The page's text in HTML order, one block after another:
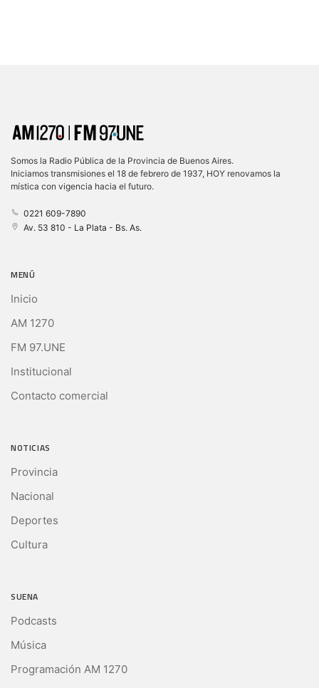
Somos la Radio Pública de la Provincia de Buenos Aires.
Iniciamos transmisiones el 18 de febrero de 1937, HOY renovamos la
mística con vigencia hacia el futuro.
0221 609-7890
Av. 53 810 - La Plata - Bs. As.
MENÚ
Inicio
AM 1270
FM 97.UNE
Institucional
Contacto comercial
NOTICIAS
Provincia
Nacional
Deportes
Cultura
SUENA
Podcasts
Música
Programación AM 1270